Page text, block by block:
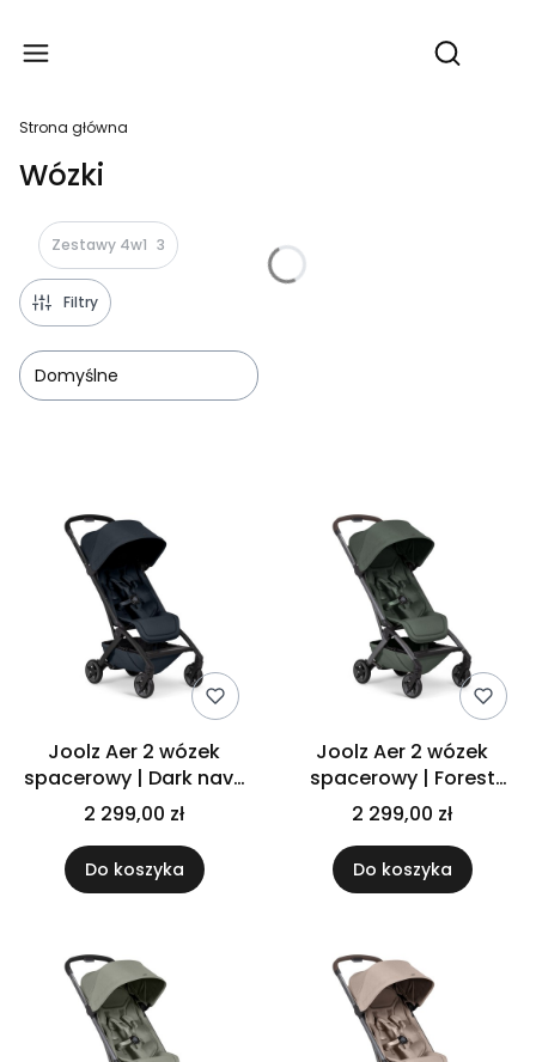
Otwórz
Strona główna
Wózki
Zestawy 4w1 3
Filtry
Domyślne
Joolz Aer 2 wózek
spacerowy | Dark navy
blue
2 299,00 zł
Do koszyka
Joolz Aer 2 wózek
spacerowy | Forest
green
2 299,00 zł
Do koszyka